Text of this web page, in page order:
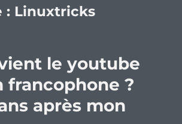
: Linuxtricks
le youtube
francophone ?
après mon